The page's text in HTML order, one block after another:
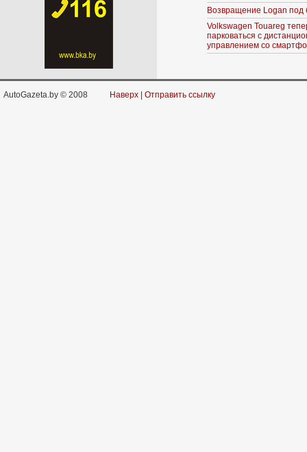
Возвращение Logan под
Volkswagen Touareg
парковаться с
управлением со
AutoGazeta.by © 2008 Наверх Отправить ссылку